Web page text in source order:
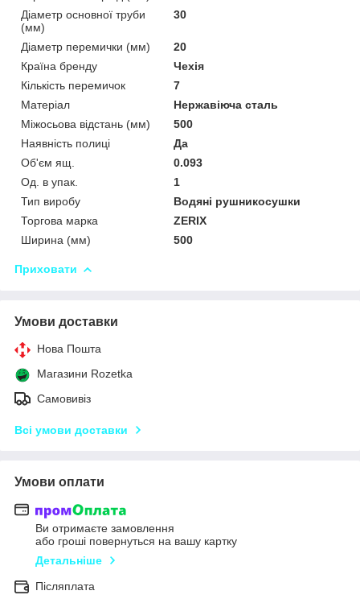
Діаметр основної труби
(мм)
30
Діаметр перемички (мм)
20
Країна бренду
Чехія
Кількість перемичок
7
Матеріал
Нержавіюча сталь
Міжосьова відстань (мм)
500
Наявність полиці
Да
Об'єм ящ.
0.093
Од. в упак.
1
Тип виробу
Водяні рушникосушки
Торгова марка
ZERIX
Ширина (мм)
500
Приховати
Умови доставки
Нова Пошта
Магазини Rozetka
Самовивіз
Всі умови доставки
Умови оплати
Ви отримаєте замовлення
або гроші повернуться на вашу картку
Детальніше
Післяплата